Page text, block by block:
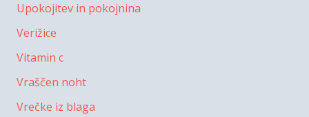
Upokojitev in pokojnina
Verižice
Vitamin c
Vraščen noht
Vrečke iz blaga